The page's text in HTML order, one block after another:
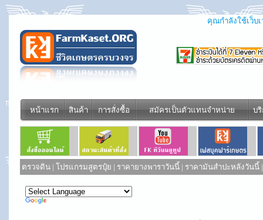
คุณกำลังใช้เว็บ
หน้าแรก สินค้า การสั่งซื้อ สมัครเป็นตัวแทนจำหน่าย บ
ตรวจดิน | โปรแกรมสูตรปุ๋ย | ราคายางพาราวันนี้ | ราคามันสำปะหลังวันนี้